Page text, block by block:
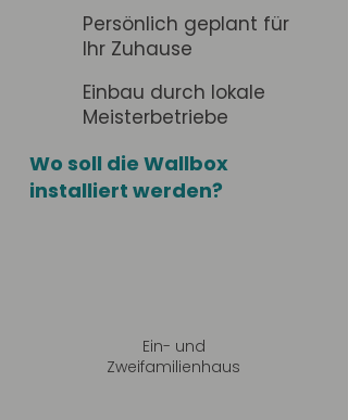
Persönlich geplant für
Ihr Zuhause
Einbau durch lokale
Meisterbetriebe
Wo soll die Wallbox
installiert werden?
Ein- und
Zweifamilienhaus